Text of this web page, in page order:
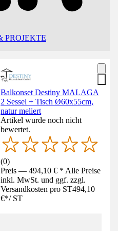
PROJEKTE
Balkonset Destiny MALAGA
2 Sessel + Tisch Ø60x55cm,
natur meliert
Artikel wurde noch nicht
bewertet.
(0)
Preis — 494,10 € * Alle Preise
inkl. MwSt. und ggf. zzgl.
Versandkosten pro ST494,10
€*/ ST